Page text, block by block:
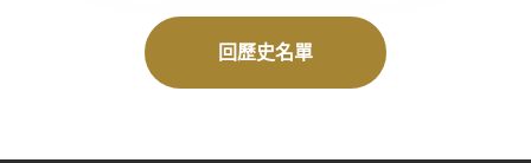
回歷史名單